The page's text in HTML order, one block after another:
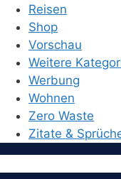
Reisen
Shop
Vorschau
Weitere
Werbung
Wohnen
Zero Waste
Zitate &